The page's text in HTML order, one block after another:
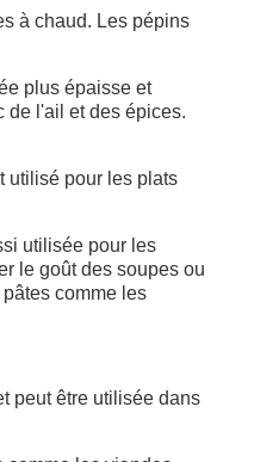
à chaud. Les pépins
plus épaisse et
de l'ail et des épices.
utilisé pour les plats
utilisée pour les
le goût des soupes ou
comme les
peut être utilisée dans